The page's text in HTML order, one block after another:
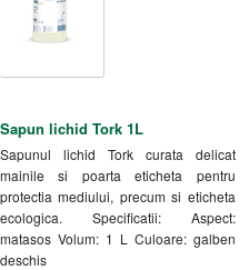
Sapun lichid Tork 1L
Sapunul lichid Tork curata delicat
mainile si poarta eticheta pentru
protectia mediului, precum si eticheta
ecologica. Specificatii: Aspect:
matasos Volum: 1 L Culoare: galben
deschis